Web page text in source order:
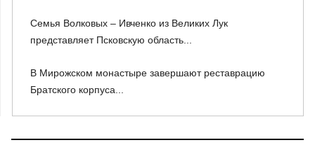
Семья Волковых – Ивченко из Великих Лук
представляет Псковскую область...
В Мирожском монастыре завершают реставрацию
Братского корпуса...